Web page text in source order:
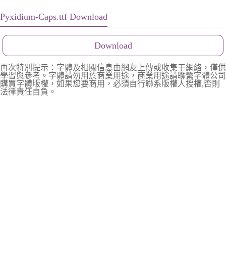
Pyxidium-Caps.ttf Download
Download
再次特別提示：字體及相關信息由網友上傳或收集于網絡，僅供
學習與參考。字體請勿用於商業用途，商業用途請聯繫字體公司
購買字體版權，如果您要商用，必須自行聯系版權人授權,否則
法律責任自負。